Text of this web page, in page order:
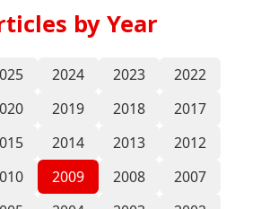
by Year
2024 2023
2022
2019 2018
2017
2014 2013
2012
2009 2008
2007